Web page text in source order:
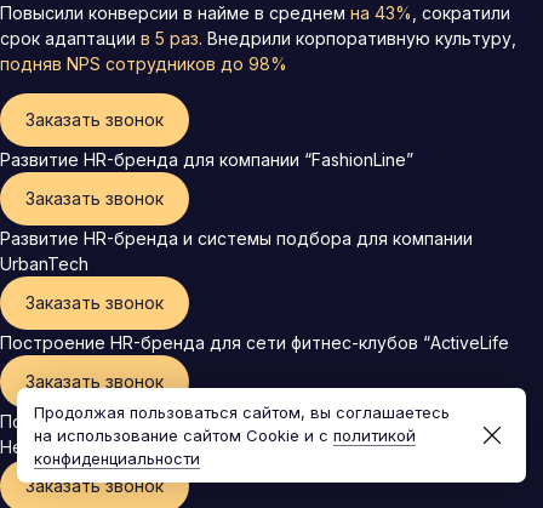
Повысили конверсии в найме в среднем на 43% , сократили
срок адаптации в 5 раз. Внедрили корпоративную культуру,
подняв NPS сотрудников до 98%
Заказать звонок
Развитие HR-бренда для компании “FashionLine”
Заказать звонок
Развитие HR-бренда и системы подбора для компании
UrbanTech
Заказать звонок
Построение HR-бренда для сети фитнес-клубов “ActiveLife
Заказать звонок
Построение системы подбора персонала для компании
HealthFirst
Заказать звонок
Продолжая пользоваться сайтом, вы соглашаетесь
на использование сайтом Cookie и с политикой
конфиденциальности